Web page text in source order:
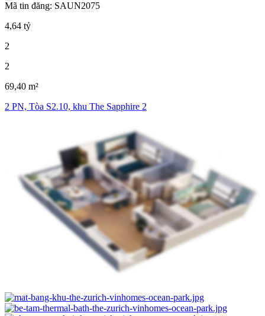
Mã tin đăng: SAUN2075
4,64 tỷ
2
2
69,40 m²
2 PN, Tòa S2.10, khu The Sapphire 2